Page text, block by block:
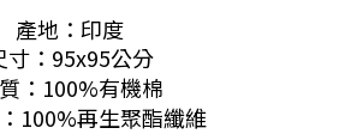
產地：印度
寸：95x95公分
：100%有機棉
100%再生聚酯纖維